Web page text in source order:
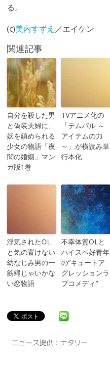
る。
(c)美内すずえ ／エイケン
関連記事
自分を殺した男
と偽装夫婦に、
妖を鎮められる
少女の物語「夜
闇の婚姻」マン
ガ版1巻
TVアニメ化の
「テムパル ～
アイテムの力
～」が横読み単
行本化
浮気されたOL
と気の置けない
幼なじみ男の一
筋縄じゃいかな
い恋物語
不幸体質OLと
ハイスペ好青年
の“キュートア
グレッションラ
ブコメディ”